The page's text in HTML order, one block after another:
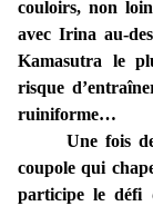
couloirs, non
avec Irina au-
Kamasutra le
risque
ruiniforme…
Une fois de
coupole qui
participe le défi